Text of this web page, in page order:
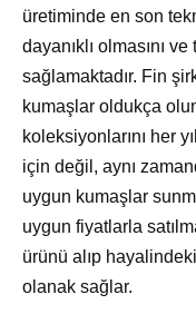
üretiminde en son
dayanıklı olmasını
sağlamaktadır. Fin
kumaşlar oldukça
koleksiyonlarını her
için değil, aynı
uygun kumaşlar
uygun fiyatlarla
ürünü alıp
olanak sağlar.